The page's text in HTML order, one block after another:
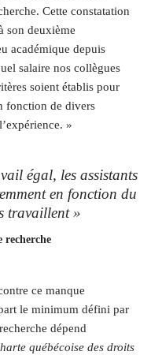
Cette constatation
son deuxième
académique depuis
salaire nos collègues
soient établis pour
fonction de divers
»
égal, les assistants
en fonction du
travaillent »
recherche
ce manque
le minimum défini par
dépend
québécoise des droits